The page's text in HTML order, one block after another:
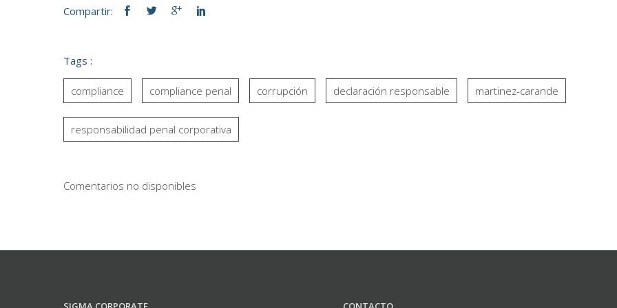
Compartir:
Tags :
compliance compliance penal corrupción declaración responsable martinez-carande
responsabilidad penal corporativa
Comentarios no disponibles